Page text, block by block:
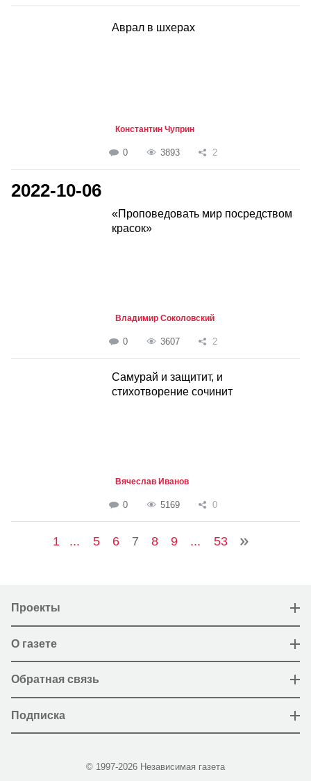
Аврал в шхерах
Константин Чуприн
0 3893 2
2022-10-06
«Проповедовать мир посредством
красок»
Владимир Соколовский
0 3607 2
Самурай и защитит, и
стихотворение сочинит
Вячеслав Иванов
0 5169 0
1 ... 5 6 7 8 9 ... 53
Проекты
О газете
Обратная связь
Подписка
© 1997-2026 Независимая газета